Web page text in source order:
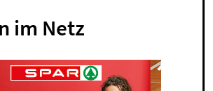
im Netz